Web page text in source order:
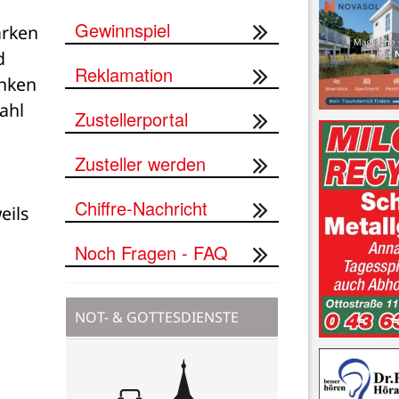
Gewinnspiel
Reklamation
Zustellerportal
Zusteller werden
Chiffre-Nachricht
Noch Fragen - FAQ
NOT- & GOTTESDIENSTE